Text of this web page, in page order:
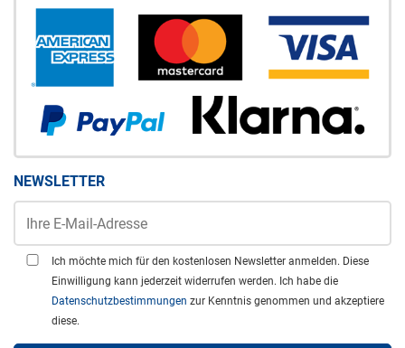
NEWSLETTER
Ich möchte mich für den kostenlosen Newsletter anmelden. Diese
Einwilligung kann jederzeit widerrufen werden. Ich habe die
Datenschutzbestimmungen zur Kenntnis genommen und akzeptiere
diese.